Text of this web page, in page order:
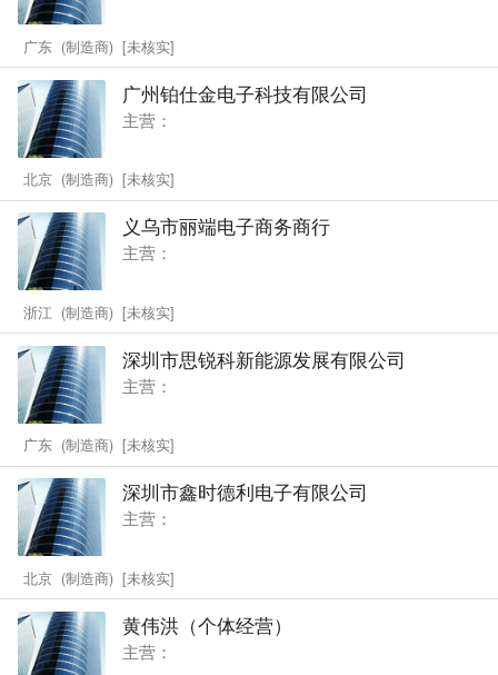
广东 (制造商) [未核实]
广州铂仕金电子科技有限公司
主营：
北京 (制造商) [未核实]
义乌市丽端电子商务商行
主营：
浙江 (制造商) [未核实]
深圳市思锐科新能源发展有限公司
主营：
广东 (制造商) [未核实]
深圳市鑫时德利电子有限公司
主营：
北京 (制造商) [未核实]
黄伟洪（个体经营）
主营：